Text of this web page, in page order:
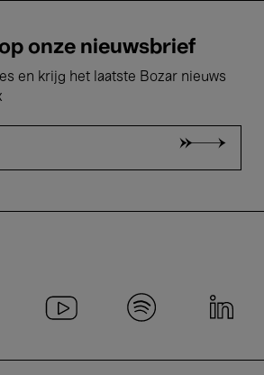
onze nieuwsbrief
en krijg het laatste Bozar nieuws